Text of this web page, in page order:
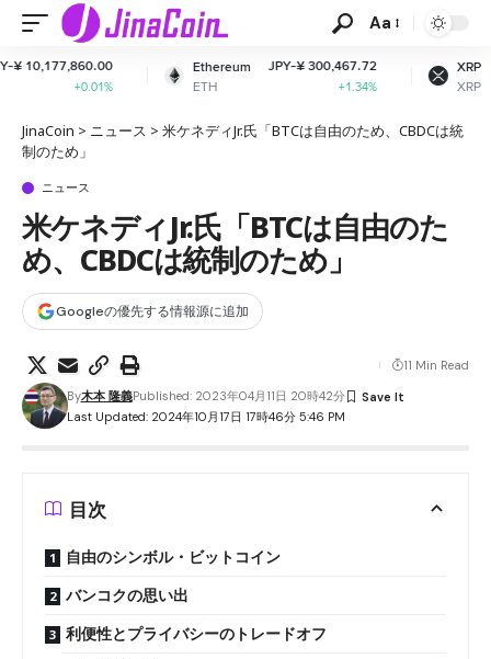
Aa
Ethereum
ETH
JPY-¥ 300,467.72
XRP
XRP
JPY-¥ 165.30
-1.8%
JinaCoin > ニュース > 米ケネディJr.氏「BTCは自由のため、CBDCは統
制のため」
ニュース
米ケネディJr.氏「BTCは自由のた
め、CBDCは統制のため」
Googleの優先する情報源に追加
Last Updated: 2024年10月17日 17時46分 5:46 PM
By木本 隆義Published: 2023年04月11日 20時42分
11 Min Read
目次
自由のシンボル・ビットコイン
バンコクの思い出
利便性とプライバシーのトレードオフ